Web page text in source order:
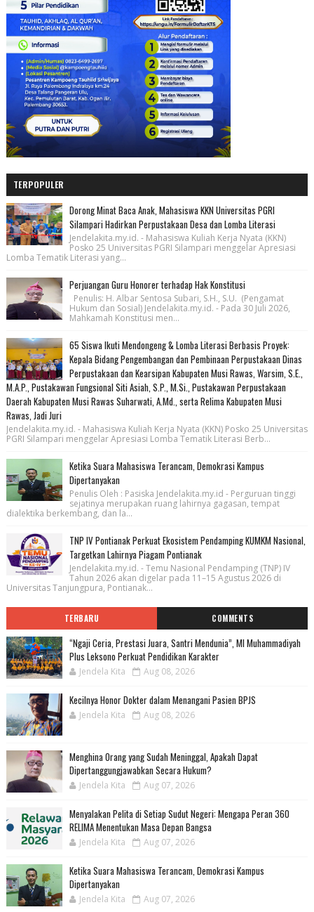
TERPOPULER
Dorong Minat Baca Anak, Mahasiswa KKN Universitas PGRI
Silampari Hadirkan Perpustakaan Desa dan Lomba Literasi
Jendelakita.my.id. - Mahasiswa Kuliah Kerja Nyata (KKN)
Posko 25 Universitas PGRI Silampari menggelar Apresiasi
Lomba Tematik Literasi yang...
Perjuangan Guru Honorer terhadap Hak Konstitusi
Penulis: H. Albar Sentosa Subari, S.H., S.U. (Pengamat
Hukum dan Sosial) Jendelakita.my.id. - Pada 30 Juli 2026,
Mahkamah Konstitusi men...
65 Siswa Ikuti Mendongeng & Lomba Literasi Berbasis Proyek:
Kepala Bidang Pengembangan dan Pembinaan Perpustakaan Dinas
Perpustakaan dan Kearsipan Kabupaten Musi Rawas, Warsim, S.E.,
M.A.P., Pustakawan Fungsional Siti Asiah, S.P., M.Si., Pustakawan Perpustakaan
Daerah Kabupaten Musi Rawas Suharwati, A.Md., serta Relima Kabupaten Musi
Rawas, Jadi Juri
Jendelakita.my.id. - Mahasiswa Kuliah Kerja Nyata (KKN) Posko 25 Universitas
PGRI Silampari menggelar Apresiasi Lomba Tematik Literasi Berb...
Ketika Suara Mahasiswa Terancam, Demokrasi Kampus
Dipertanyakan
Penulis Oleh : Pasiska Jendelakita.my.id - Perguruan tinggi
sejatinya merupakan ruang lahirnya gagasan, tempat
dialektika berkembang, dan la...
TNP IV Pontianak Perkuat Ekosistem Pendamping KUMKM Nasional,
Targetkan Lahirnya Piagam Pontianak
Jendelakita.my.id. - Temu Nasional Pendamping (TNP) IV
Tahun 2026 akan digelar pada 11–15 Agustus 2026 di
Universitas Tanjungpura, Pontianak...
TERBARU COMMENTS
“Ngaji Ceria, Prestasi Juara, Santri Mendunia”, MI Muhammadiyah
Plus Leksono Perkuat Pendidikan Karakter
Jendela Kita Aug 08, 2026
Kecilnya Honor Dokter dalam Menangani Pasien BPJS
Jendela Kita Aug 08, 2026
Menghina Orang yang Sudah Meninggal, Apakah Dapat
Dipertanggungjawabkan Secara Hukum?
Jendela Kita Aug 07, 2026
Menyalakan Pelita di Setiap Sudut Negeri: Mengapa Peran 360
RELIMA Menentukan Masa Depan Bangsa
Jendela Kita Aug 07, 2026
Ketika Suara Mahasiswa Terancam, Demokrasi Kampus
Dipertanyakan
Jendela Kita Aug 07, 2026